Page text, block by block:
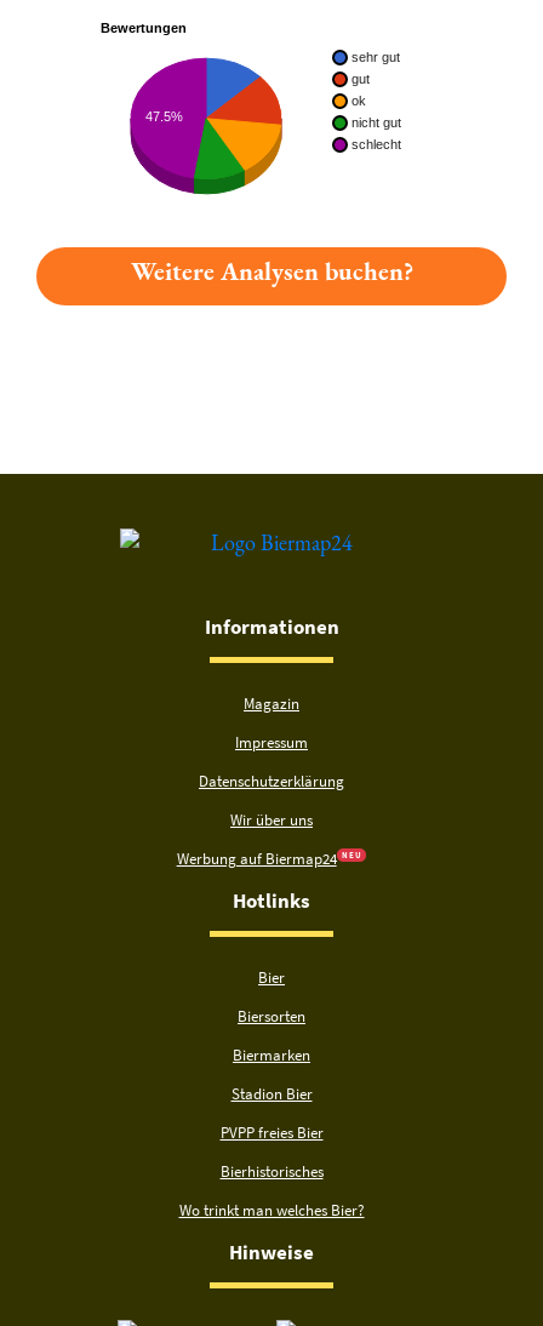
Bewertungen
sehr gut
gut
ok
nicht gut
schlecht
47.5%
Weitere Analysen buchen?
Informationen
Magazin
Impressum
Datenschutzerklärung
Wir über uns
Werbung auf Biermap24 N E U
Hotlinks
Bier
Biersorten
Biermarken
Stadion Bier
PVPP freies Bier
Bierhistorisches
Wo trinkt man welches Bier?
Hinweise